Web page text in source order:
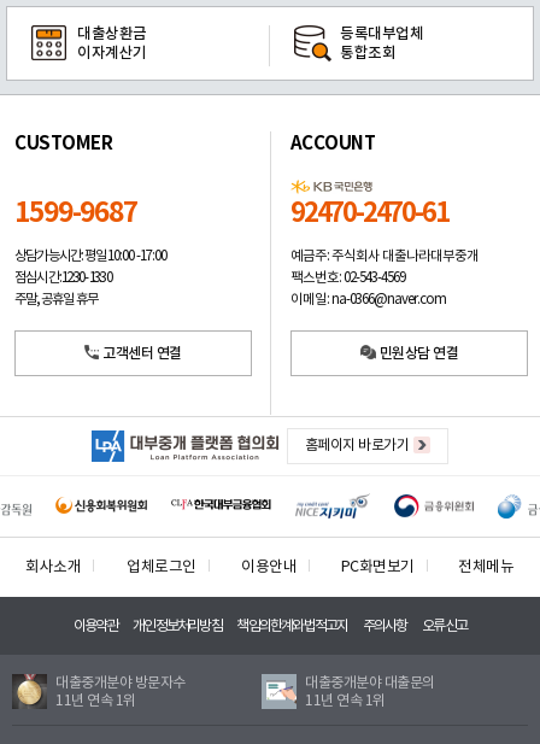
대출상환금
이자계산기
등록대부업체
통합조회
CUSTOMER
1599-9687
상담가능시간: 평일10:00 -17:00
점심시간: 12:30 - 13:30
주말, 공휴일 휴무
고객센터 연결
ACCOUNT
92470-2470-61
예금주: 주식회사 대출나라대부중개
팩스번호: 02-543-4569
이메일: na-0366@naver.com
민원상담 연결
홈페이지 바로가기
회사소개 업체로그인 이용안내 PC화면보기 전체메뉴
이용약관 개인정보처리방침 책임의한계와법적고지 주의사항 오류신고
대출중개분야 방문자수
11년 연속 1위
대출중개분야 대출문의
11년 연속 1위